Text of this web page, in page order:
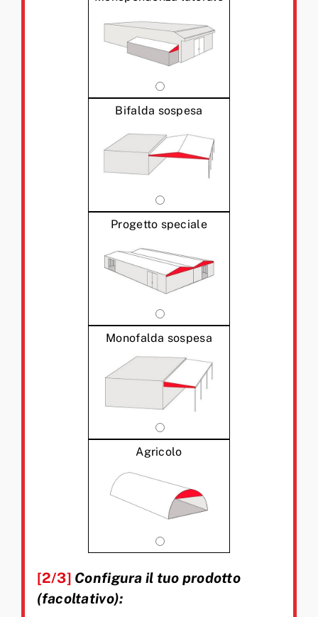
Bifalda sospesa
Progetto speciale
Monofalda sospesa
Agricolo
[2/3] Configura il tuo prodotto
(facoltativo):